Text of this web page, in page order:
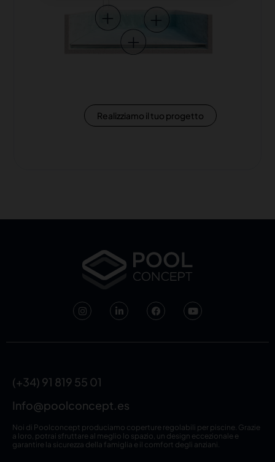
+
+
+
Realizziamo il tuo progetto
(+34) 91 819 55 01
Info@poolconcept.es
Noi di Poolconcept produciamo coperture regolabili per piscine. Grazie
a loro, potrai sfruttare al meglio lo spazio, un design eccezionale e
garantire la sicurezza della famiglia e il comfort degli anziani.